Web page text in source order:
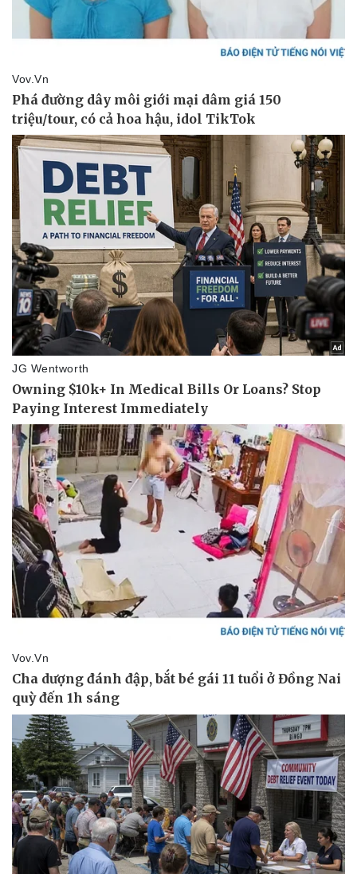
Pháp luật
Vụ án
Tin nóng
Tư vấn luật
Vũ khí
Việt Nam
Phân tích